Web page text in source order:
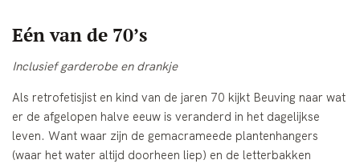
Eén van de 70’s
Inclusief garderobe en drankje
Als retrofetisjist en kind van de jaren 70 kijkt Beuving naar wat
er de afgelopen halve eeuw is veranderd in het dagelijkse
leven. Want waar zijn de gemacrameede plantenhangers
(waar het water altijd doorheen liep) en de letterbakken